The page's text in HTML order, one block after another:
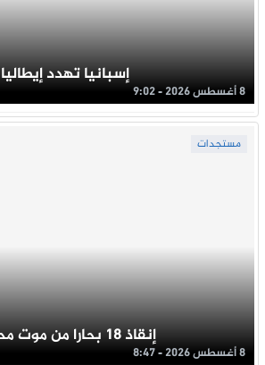
إسبانيا تهدد إيطاليا
8 أغسطس 2026 - 9:02
مستجدات
إنقاذ 18 بحارا من موت محقق
8 أغسطس 2026 - 8:47